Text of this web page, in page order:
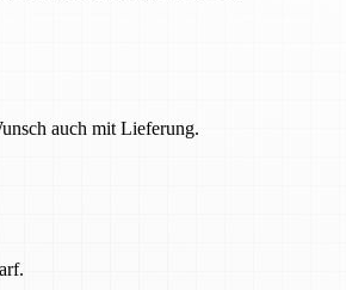
auch mit Lieferung.